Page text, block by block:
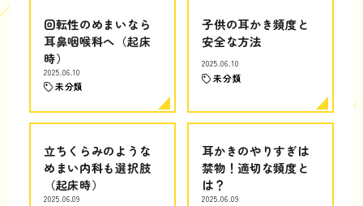
回転性のめまいなら
耳鼻咽喉科へ（起床
時）
2025.06.10
未分類
子供の耳かき頻度と
安全な方法
2025.06.10
未分類
立ちくらみのような
めまい内科も選択肢
（起床時）
2025.06.09
耳かきのやりすぎは
禁物！適切な頻度と
は？
2025.06.09